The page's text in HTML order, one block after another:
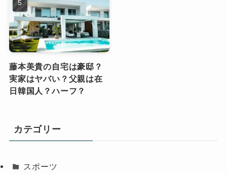
藤本美貴の自宅は豪邸？
実家はヤバい？父親は在
日韓国人？ハーフ？
カテゴリー
スポーツ